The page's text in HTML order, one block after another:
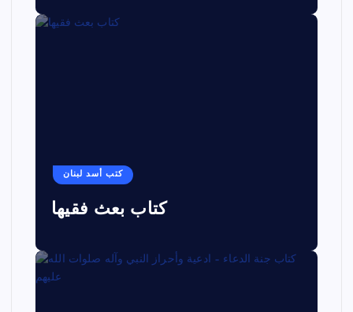
كتب أسد لبنان
كتاب بعث فقيها